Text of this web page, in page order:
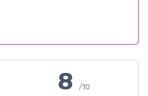
8/10